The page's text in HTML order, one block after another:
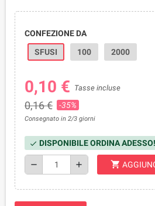
CONFEZIONE DA
SFUSI
100 2000
0,10 € Tasse incluse
0,16 € -35%
Consegnato in 2/3 giorni
check DISPONIBILE ORDINA
remove add shopping_cart